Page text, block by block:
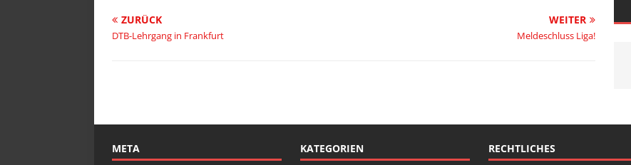
ZURÜCK
DTB-Lehrgang in Frankfurt
WEITER
Meldeschluss Liga!
META KATEGORIEN RECHTLICHES